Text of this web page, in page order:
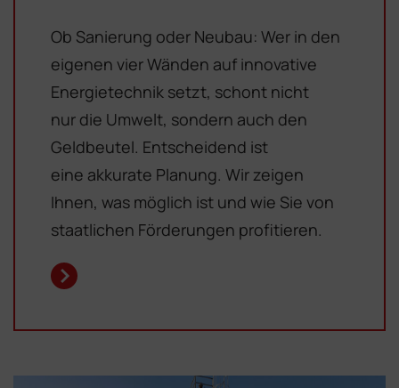
Ob Sanierung oder Neubau: Wer in den
eigenen vier Wänden auf innovative
Energietechnik setzt, schont nicht
nur die Umwelt, sondern auch den
Geld­beutel. Entscheidend ist
eine akkurate Planung. Wir zeigen
Ihnen, was möglich ist und wie Sie von
staatlichen Förderungen profitieren.